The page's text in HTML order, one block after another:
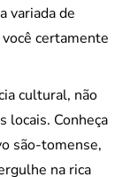
variada de
certamente
cultural, não
locais. Conheça
são-tomense,
na rica